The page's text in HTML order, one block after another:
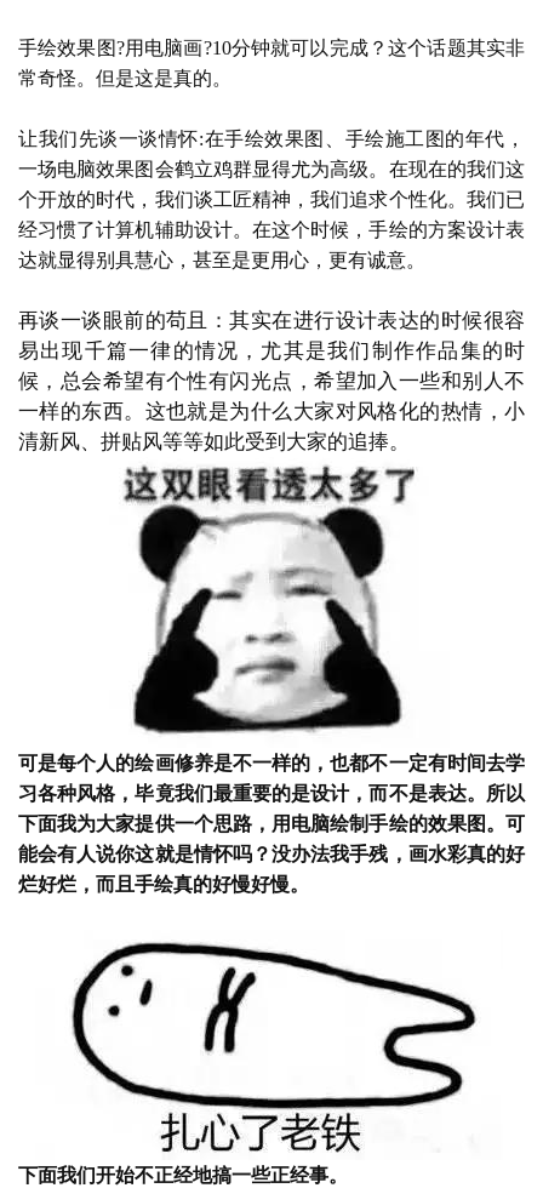
手绘效果图?用电脑画?10分钟就可以完成？这个话题其实非
常奇怪。但是这是真的。
让我们先谈一谈情怀:在手绘效果图、手绘施工图的年代，
一场电脑效果图会鹤立鸡群显得尤为高级。在现在的我们这
个开放的时代，我们谈工匠精神，我们追求个性化。我们已
经习惯了计算机辅助设计。在这个时候，手绘的方案设计表
达就显得别具慧心，甚至是更用心，更有诚意。
再谈一谈眼前的苟且：其实在进行设计表达的时候很容
易出现千篇一律的情况，尤其是我们制作作品集的时
候，总会希望有个性有闪光点，希望加入一些和别人不
一样的东西。这也就是为什么大家对风格化的热情，小
清新风、拼贴风等等如此受到大家的追捧。
可是每个人的绘画修养是不一样的，也都不一定有时间去学
习各种风格，毕竟我们最重要的是设计，而不是表达。所以
下面我为大家提供一个思路，用电脑绘制手绘的效果图。可
能会有人说你这就是情怀吗？没办法我手残，画水彩真的好
烂好烂，而且手绘真的好慢好慢。
下面我们开始不正经地搞一些正经事。